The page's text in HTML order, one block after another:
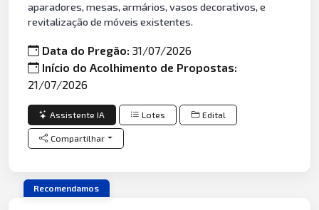
aparadores, mesas, armários, vasos decorativos, e
revitalização de móveis existentes.
Data do Pregão:31/07/2026
Início do Acolhimento de Propostas:
21/07/2026
Assistente IA Lotes Edital
Compartilhar
Recomendamos